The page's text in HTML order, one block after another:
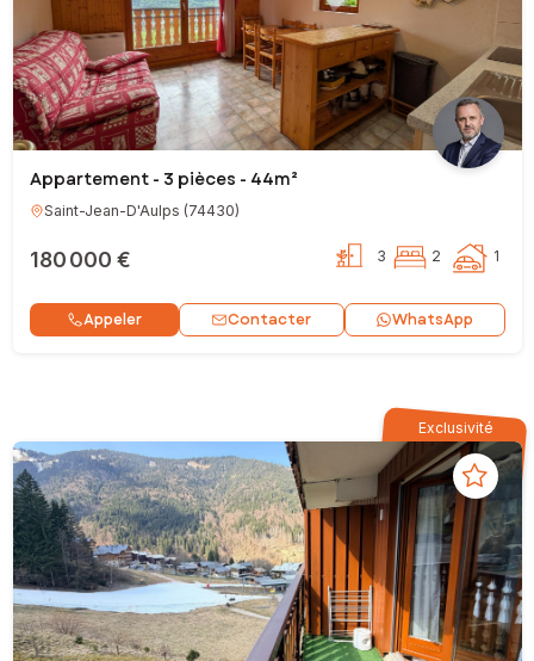
Appartement - 3 pièces - 44m²
Saint-Jean-D'Aulps (74430)
180 000 € 3 2 1
Appeler Contacter WhatsApp
Exclusivité